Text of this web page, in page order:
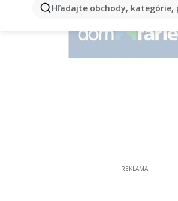
Hľadajte obchody, kategórie,
REKLAMA